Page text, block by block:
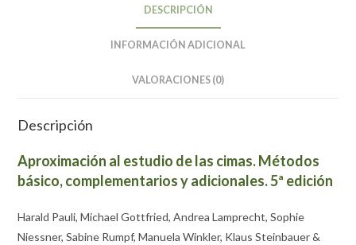
DESCRIPCIÓN
INFORMACIÓN ADICIONAL
VALORACIONES (0)
Descripción
Aproximación al estudio de las cimas. Métodos
básico, complementarios y adicionales. 5ª edición
Harald Pauli, Michael Gottfried, Andrea Lamprecht, Sophie
Niessner, Sabine Rumpf, Manuela Winkler, Klaus Steinbauer &